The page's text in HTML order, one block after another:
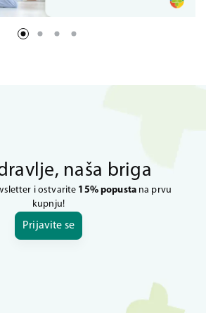
naša briga
i ostvarite 15% popustana prvu
kupnju!
Prijavite se